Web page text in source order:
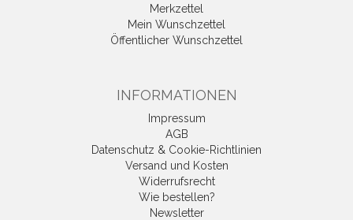
Merkzettel
Mein Wunschzettel
Öffentlicher Wunschzettel
INFORMATIONEN
Impressum
AGB
Datenschutz & Cookie-Richtlinien
Versand und Kosten
Widerrufsrecht
Wie bestellen?
Newsletter